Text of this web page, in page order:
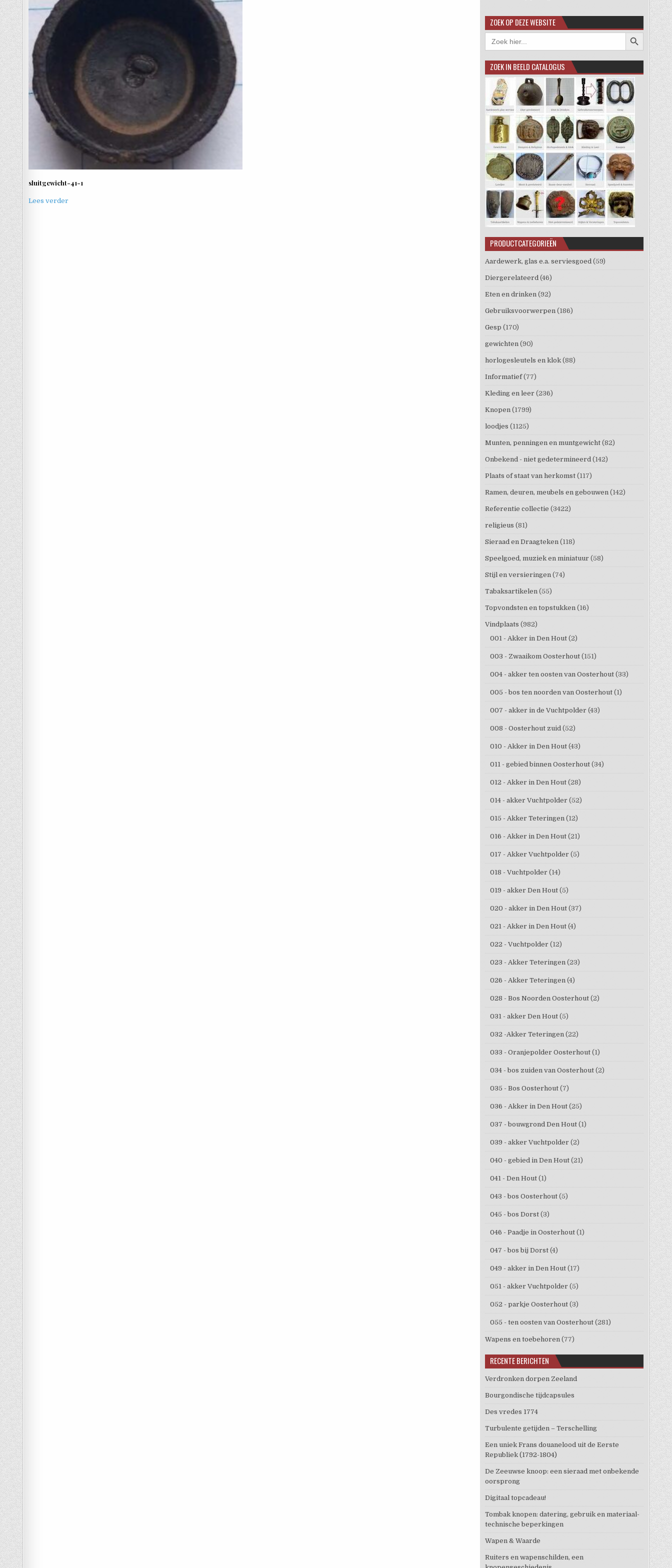
sluitgewicht-41-1
Lees verder
ZOEK OP DEZE WEBSITE
Zoek
naar:
Zoekknop
ZOEK IN BEELD CATALOGUS
PRODUCTCATEGORIEËN
Aardewerk, glas e.a. serviesgoed (59)
Diergerelateerd (46)
Eten en drinken (92)
Gebruiksvoorwerpen (186)
Gesp (170)
gewichten (90)
horlogesleutels en klok (88)
Informatief (77)
Kleding en leer (236)
Knopen (1799)
loodjes (1125)
Munten, penningen en muntgewicht (82)
Onbekend - niet gedetermineerd (142)
Plaats of staat van herkomst (117)
Ramen, deuren, meubels en gebouwen (142)
Referentie collectie (3422)
religieus (81)
Sieraad en Draagteken (118)
Speelgoed, muziek en miniatuur (58)
Stijl en versieringen (74)
Tabaksartikelen (55)
Topvondsten en topstukken (16)
Vindplaats (982)
001 - Akker in Den Hout (2)
003 - Zwaaikom Oosterhout (151)
004 - akker ten oosten van Oosterhout (33)
005 - bos ten noorden van Oosterhout (1)
007 - akker in de Vuchtpolder (43)
008 - Oosterhout zuid (52)
010 - Akker in Den Hout (43)
011 - gebied binnen Oosterhout (34)
012 - Akker in Den Hout (28)
014 - akker Vuchtpolder (52)
015 - Akker Teteringen (12)
016 - Akker in Den Hout (21)
017 - Akker Vuchtpolder (5)
018 - Vuchtpolder (14)
019 - akker Den Hout (5)
020 - akker in Den Hout (37)
021 - Akker in Den Hout (4)
022 - Vuchtpolder (12)
023 - Akker Teteringen (23)
026 - Akker Teteringen (4)
028 - Bos Noorden Oosterhout (2)
031 - akker Den Hout (5)
032 -Akker Teteringen (22)
033 - Oranjepolder Oosterhout (1)
034 - bos zuiden van Oosterhout (2)
035 - Bos Oosterhout (7)
036 - Akker in Den Hout (25)
037 - bouwgrond Den Hout (1)
039 - akker Vuchtpolder (2)
040 - gebied in Den Hout (21)
041 - Den Hout (1)
043 - bos Oosterhout (5)
045 - bos Dorst (3)
046 - Paadje in Oosterhout (1)
047 - bos bij Dorst (4)
049 - akker in Den Hout (17)
051 - akker Vuchtpolder (5)
052 - parkje Oosterhout (3)
055 - ten oosten van Oosterhout (281)
Wapens en toebehoren (77)
RECENTE BERICHTEN
Verdronken dorpen Zeeland
Bourgondische tijdcapsules
Des vredes 1774
Turbulente getijden – Terschelling
Een uniek Frans douanelood uit de Eerste
Republiek (1792-1804)
De Zeeuwse knoop: een sieraad met onbekende
oorsprong
Digitaal topcadeau!
Tombak knopen: datering, gebruik en materiaal-
technische beperkingen
Wapen & Waarde
Ruiters en wapenschilden, een